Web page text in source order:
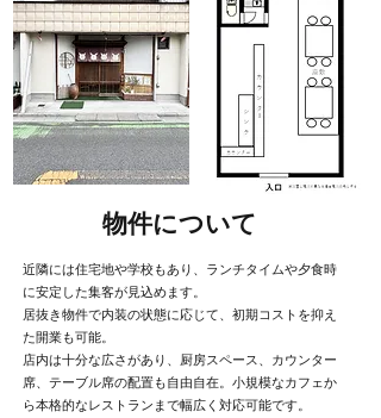
​物件について
近隣には住宅地や学校もあり、ランチタイムや夕食時
に安定した集客が見込めます。
居抜き物件で内装の状態に応じて、初期コストを抑え
た開業も可能。
店内は十分な広さがあり、厨房スペース、カウンター
席、テーブル席の配置も自由自在。小規模なカフェか
ら本格的なレストランまで幅広く対応可能です。